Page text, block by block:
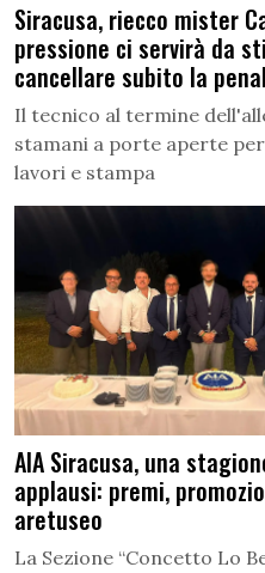
Siracusa, riecco mister
pressione ci servirà da
cancellare subito la
Il tecnico al termine
stamani a porte aperte
lavori e stampa
AIA Siracusa, una
applausi: premi,
aretuseo
La Sezione “Concetto Lo